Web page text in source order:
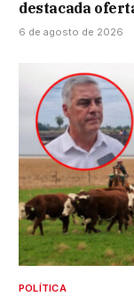
destacada
6 de agosto de 2026
POLÍTICA